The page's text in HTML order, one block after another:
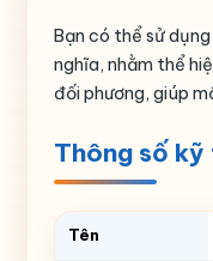
Bạn có thể sử
nghĩa, nhằm thể
đối phương, giúp
Thông số
Tên